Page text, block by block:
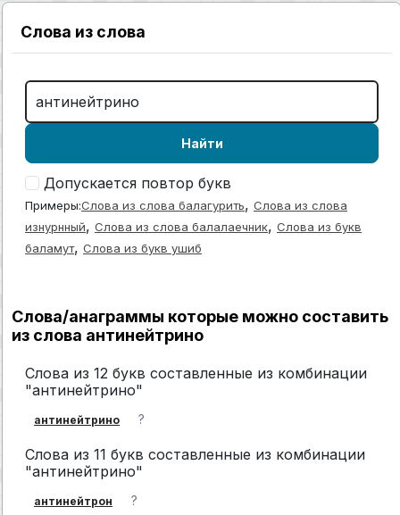
Слова из слова
Найти
Допускается повтор букв
Примеры:Слова из слова балагурить, Слова из слова
изнурнный, Слова из слова балалаечник, Слова из букв
баламут, Слова из букв ушиб
Слова/анаграммы которые можно составить
из слова антинейтрино
Слова из 12 букв составленные из комбинации
"антинейтрино"
антинейтрино ?
Слова из 11 букв составленные из комбинации
"антинейтрино"
антинейтрон ?